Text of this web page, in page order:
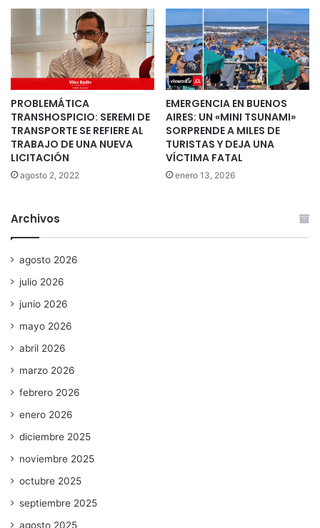
PROBLEMÁTICA
TRANSHOSPICIO: SEREMI DE
TRANSPORTE SE REFIERE AL
TRABAJO DE UNA NUEVA
LICITACIÓN
agosto 2, 2022
EMERGENCIA EN BUENOS
AIRES: UN «MINI TSUNAMI»
SORPRENDE A MILES DE
TURISTAS Y DEJA UNA
VÍCTIMA FATAL
enero 13, 2026
Archivos
agosto 2026
julio 2026
junio 2026
mayo 2026
abril 2026
marzo 2026
febrero 2026
enero 2026
diciembre 2025
noviembre 2025
octubre 2025
septiembre 2025
agosto 2025